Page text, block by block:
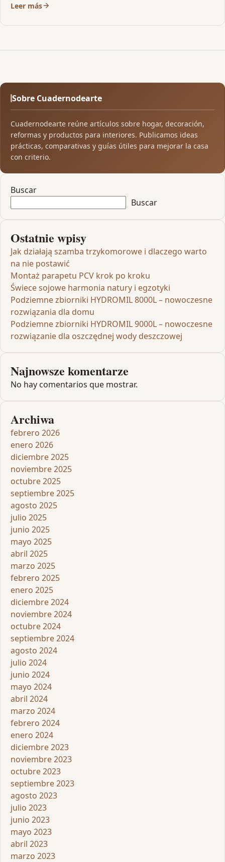
Leer más
Sobre Cuadernodearte
Cuadernodearte reúne artículos sobre hogar, decoración,
reformas y productos para interiores. Publicamos ideas
prácticas, comparativas y guías útiles para mejorar la casa
con criterio.
Buscar
Buscar
Ostatnie wpisy
Jak działają szamba trzykomorowe i dlaczego warto
na nie postawić
Montaż parapetu PCV krok po kroku
Świece sojowe harmonia natury i egzotyki
Podziemne zbiorniki HYDROMIL 8000L – nowoczesne
rozwiązania dla domu
Podziemne zbiorniki HYDROMIL 9000L – nowoczesne
rozwiązanie dla oszczędnej wody deszczowej
Najnowsze komentarze
No hay comentarios que mostrar.
Archiwa
febrero 2026
enero 2026
diciembre 2025
noviembre 2025
octubre 2025
septiembre 2025
agosto 2025
julio 2025
junio 2025
mayo 2025
abril 2025
marzo 2025
febrero 2025
enero 2025
diciembre 2024
noviembre 2024
octubre 2024
septiembre 2024
agosto 2024
julio 2024
junio 2024
mayo 2024
abril 2024
marzo 2024
febrero 2024
enero 2024
diciembre 2023
noviembre 2023
octubre 2023
septiembre 2023
agosto 2023
julio 2023
junio 2023
mayo 2023
abril 2023
marzo 2023